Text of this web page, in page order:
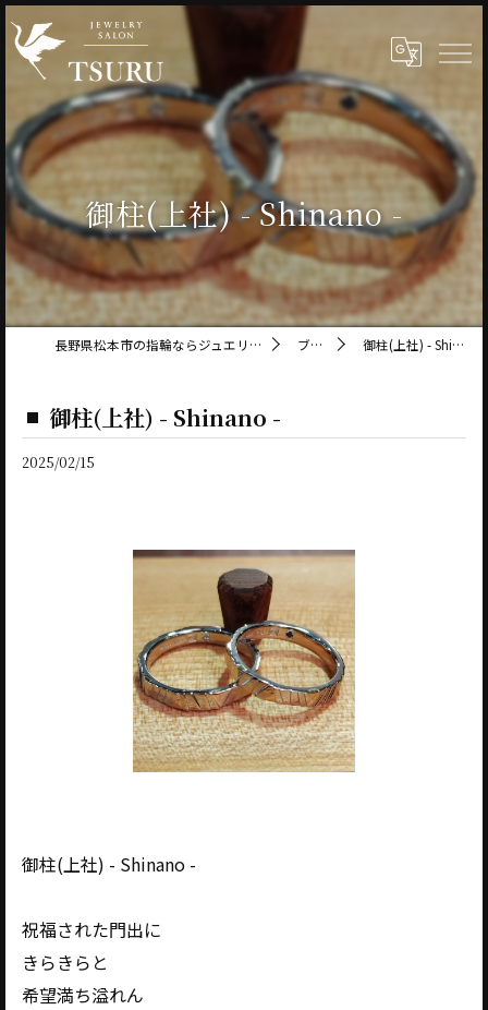
御柱(上社) - Shinano -
長野県松本市の指輪ならジュエリーサロン鶴 ブログ 御柱(上社) - Shinano -
御柱(上社) - Shinano -
2025/02/15
御柱(上社) - Shinano -
祝福された門出に
きらきらと
希望満ち溢れん